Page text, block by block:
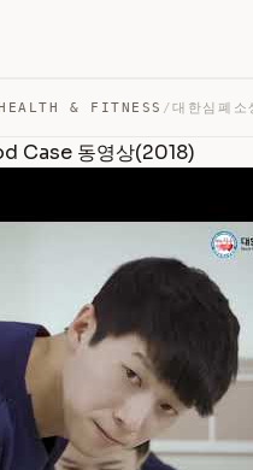
& FITNESS /
Case 동영상(2018)